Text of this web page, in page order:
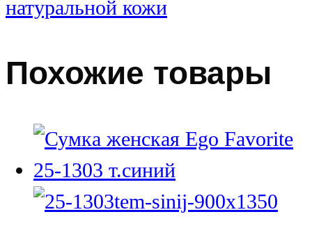
натуральной кожи
Похожие товары